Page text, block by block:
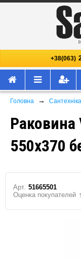
+38(063)
Головна →
Раковина
550x370
Арт. 51665501
Оценка покупателей